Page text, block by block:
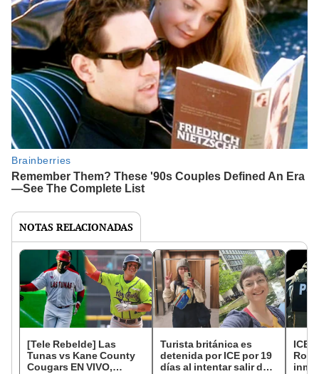
NOTAS RELACIONADAS
[Tele Rebelde] Las
Tunas vs Kane County
Cougars EN VIVO,
Turista británica es
detenida por ICE por 19
días al intentar salir del
ICE